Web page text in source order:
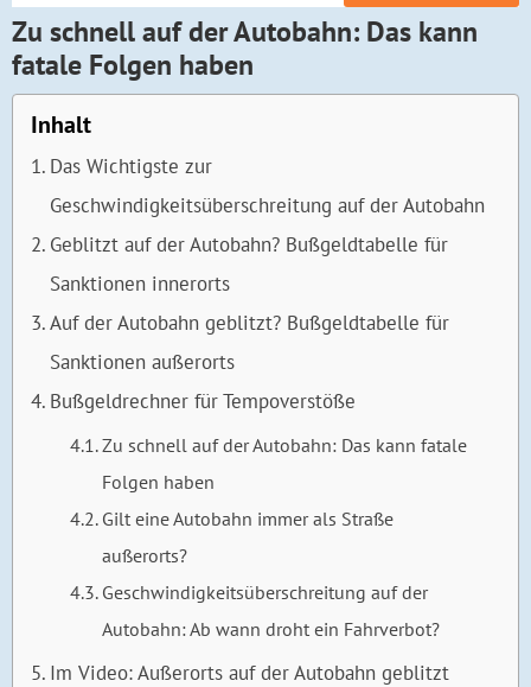
Zu schnell auf der Autobahn: Das kann
fatale Folgen haben
Inhalt
Das Wichtigste zur
Geschwindigkeitsüberschreitung auf der Autobahn
Geblitzt auf der Autobahn? Bußgeldtabelle für
Sanktionen innerorts
Auf der Autobahn geblitzt? Bußgeldtabelle für
Sanktionen außerorts
Bußgeldrechner für Tempoverstöße
Zu schnell auf der Autobahn: Das kann fatale
Folgen haben
Gilt eine Autobahn immer als Straße
außerorts?
Geschwindigkeitsüberschreitung auf der
Autobahn: Ab wann droht ein Fahrverbot?
Im Video: Außerorts auf der Autobahn geblitzt